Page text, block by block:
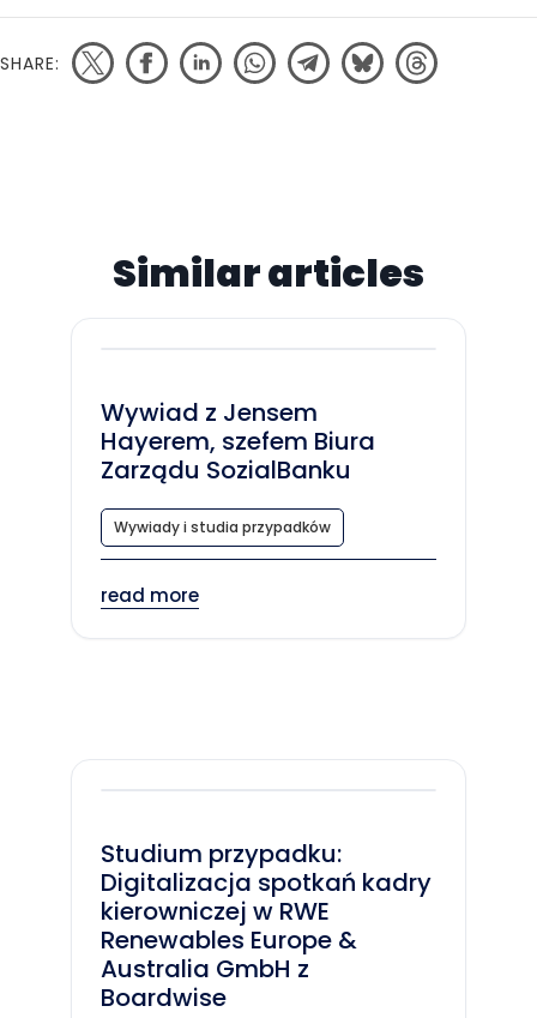
SHARE:
Similar articles
Wywiad z Jensem
Hayerem, szefem Biura
Zarządu SozialBanku
Wywiady i studia przypadków
read more
Studium przypadku:
Digitalizacja spotkań kadry
kierowniczej w RWE
Renewables Europe &
Australia GmbH z
Boardwise